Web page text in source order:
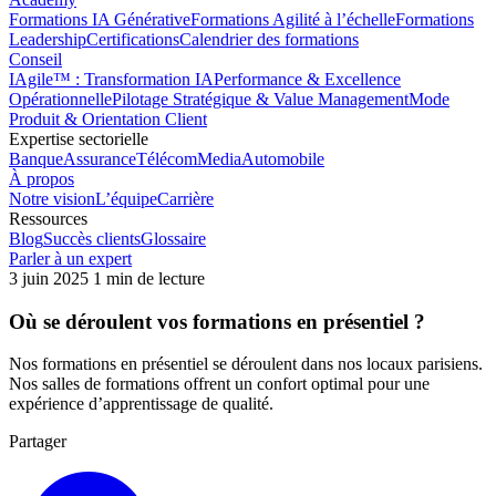
Formations IA GénérativeFormations Agilité à l’échelleFormations
LeadershipCertificationsCalendrier des formations
Conseil
IAgile™ : Transformation IAPerformance & Excellence
OpérationnellePilotage Stratégique & Value ManagementMode
Produit & Orientation Client
Expertise sectorielle
BanqueAssuranceTélécomMediaAutomobile
À propos
Notre visionL’équipeCarrière
Ressources
BlogSuccès clientsGlossaire
Parler à un expert
3 juin 2025 1 min de lecture
Où se déroulent vos formations en présentiel ?
Nos formations en présentiel se déroulent dans nos locaux parisiens.
Nos salles de formations offrent un confort optimal pour une
expérience d’apprentissage de qualité.
Partager